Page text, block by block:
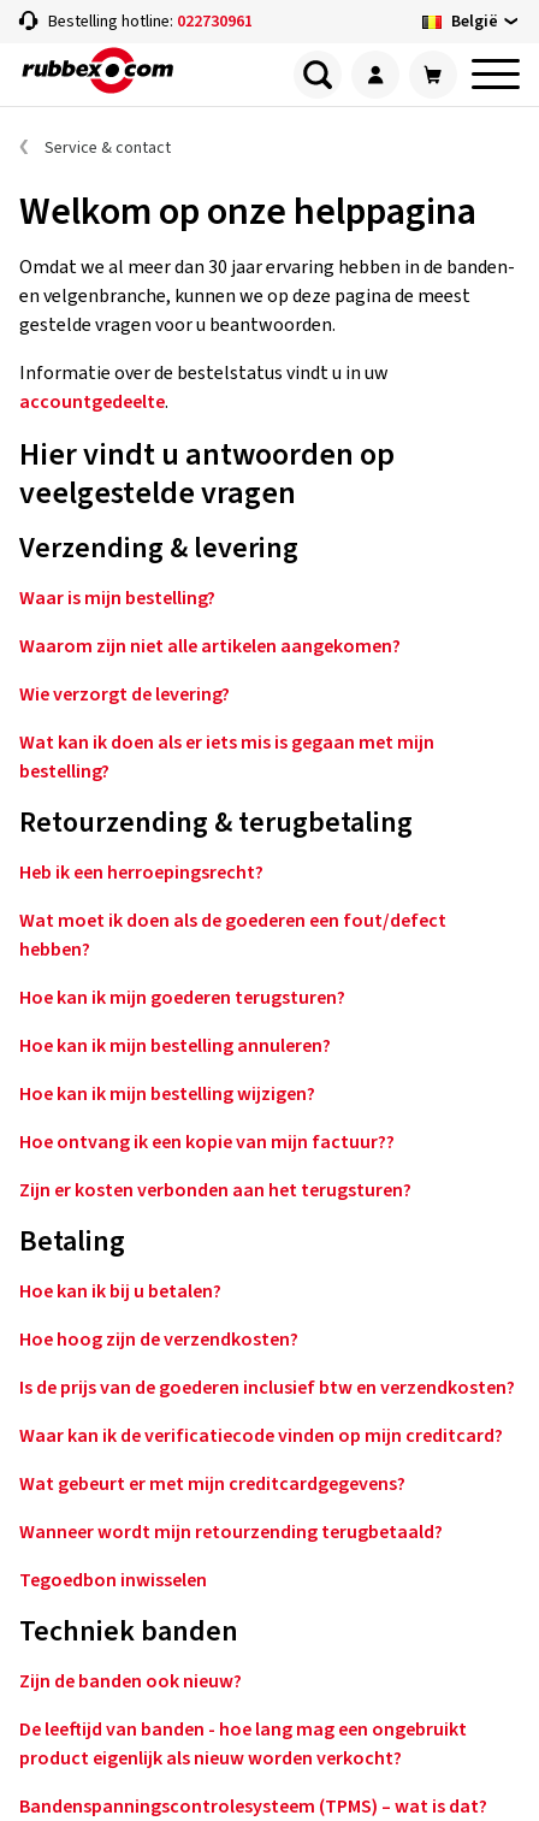
Bestelling hotline: 022730961 België
Service & contact
Welkom op onze helppagina
Omdat we al meer dan 30 jaar ervaring hebben in de banden-
en velgenbranche, kunnen we op deze pagina de meest
gestelde vragen voor u beantwoorden.
Informatie over de bestelstatus vindt u in uw
accountgedeelte.
Hier vindt u antwoorden op
veelgestelde vragen
Verzending & levering
Waar is mijn bestelling?
Waarom zijn niet alle artikelen aangekomen?
Wie verzorgt de levering?
Wat kan ik doen als er iets mis is gegaan met mijn
bestelling?
Retourzending & terugbetaling
Heb ik een herroepingsrecht?
Wat moet ik doen als de goederen een fout/defect
hebben?
Hoe kan ik mijn goederen terugsturen?
Hoe kan ik mijn bestelling annuleren?
Hoe kan ik mijn bestelling wijzigen?
Hoe ontvang ik een kopie van mijn factuur??
Zijn er kosten verbonden aan het terugsturen?
Betaling
Hoe kan ik bij u betalen?
Hoe hoog zijn de verzendkosten?
Is de prijs van de goederen inclusief btw en verzendkosten?
Waar kan ik de verificatiecode vinden op mijn creditcard?
Wat gebeurt er met mijn creditcardgegevens?
Wanneer wordt mijn retourzending terugbetaald?
Tegoedbon inwisselen
Techniek banden
Zijn de banden ook nieuw?
De leeftijd van banden - hoe lang mag een ongebruikt
product eigenlijk als nieuw worden verkocht?
Bandenspanningscontrolesysteem (TPMS) – wat is dat?